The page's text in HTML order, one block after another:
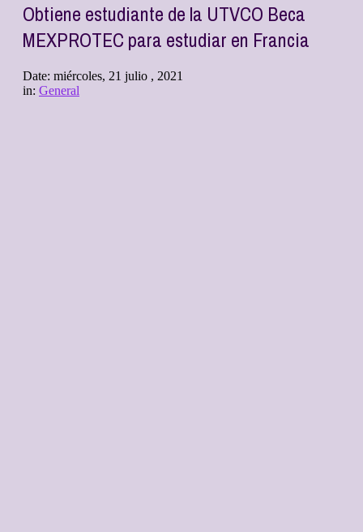
Obtiene estudiante de la UTVCO Beca
MEXPROTEC para estudiar en Francia
Date: miércoles, 21 julio , 2021
in: General